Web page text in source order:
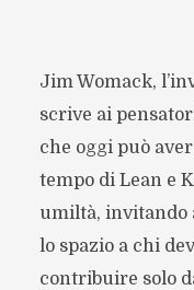
Jim Womack,
scrive ai
che oggi può
tempo di Lean e
umiltà, invitando
lo spazio a chi
contribuire solo